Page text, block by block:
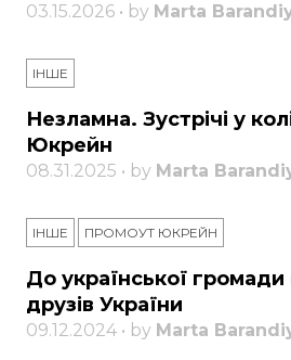
03.15.2026 • by Marta
ІНШЕ
Незламна. Зустрічі у
Юкрейн
08.31.2025 • by Marta
ІНШЕ ПРОМОУТ ЮКРЕЙН
До української громади
друзів України
09.12.2024 • by Marta